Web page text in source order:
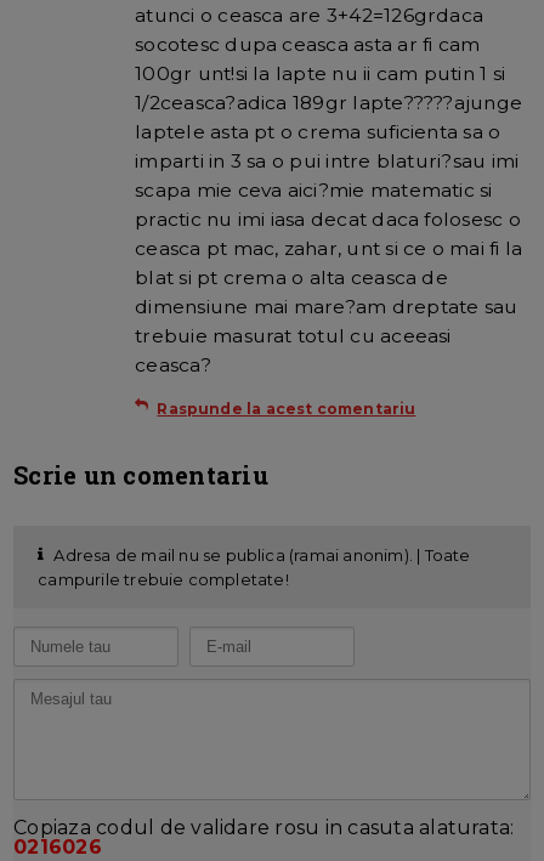
atunci o ceasca are 3+42=126grdaca
socotesc dupa ceasca asta ar fi cam
100gr unt!si la lapte nu ii cam putin 1 si
1/2ceasca?adica 189gr lapte?????ajunge
laptele asta pt o crema suficienta sa o
imparti in 3 sa o pui intre blaturi?sau imi
scapa mie ceva aici?mie matematic si
practic nu imi iasa decat daca folosesc o
ceasca pt mac, zahar, unt si ce o mai fi la
blat si pt crema o alta ceasca de
dimensiune mai mare?am dreptate sau
trebuie masurat totul cu aceeasi
ceasca?
Raspunde la acest comentariu
Scrie un comentariu
Adresa de mail nu se publica (ramai anonim). | Toate
campurile trebuie completate!
Copiaza codul de validare rosu in casuta alaturata:
0216026